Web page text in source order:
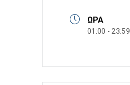
ΏΡΑ
01:00 - 23:59